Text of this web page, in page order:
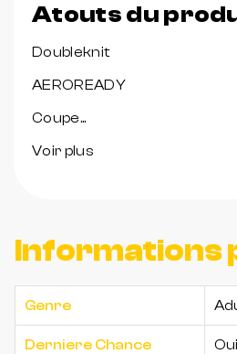
Atouts du
Doubleknit
AEROREADY
Coupe...
Voir plus
Informations
Genre
Derniere Chance Oui